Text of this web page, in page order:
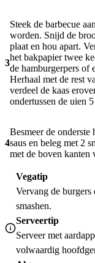
3
Steek de barbecue
worden. Snijd de
plaat en hou apart.
het bakpapier twee
de hamburgerpers of
Herhaal met de rest
verdeel de kaas
ondertussen de uien
4
Besmeer de
saus en beleg met 2
met de boven kanten
Vegatip
Vervang de burgers
smashen.
Serveertip
Serveer met
volwaardig